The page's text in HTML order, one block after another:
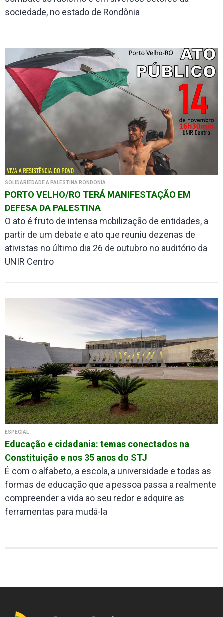
sociedade, no estado de Rondônia
SOLIDARIEDADE À PALESTINA RONDÔNIA
PORTO VELHO/RO TERÁ MANIFESTAÇÃO EM
DEFESA DA PALESTINA
O ato é fruto de intensa mobilização de entidades, a
partir de um debate e ato que reuniu dezenas de
ativistas no último dia 26 de outubro no auditório da
UNIR Centro
ESPECIAL
Educação e cidadania: temas conectados na
Constituição e nos 35 anos do STJ
É com o alfabeto, a escola, a universidade e todas as
formas de educação que a pessoa passa a realmente
compreender a vida ao seu redor e adquire as
ferramentas para mudá-la